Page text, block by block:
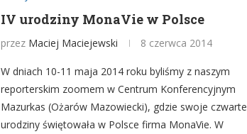
IV urodziny MonaVie w Polsce
przez Maciej Maciejewski 8 czerwca 2014
W dniach 10-11 maja 2014 roku byliśmy z naszym
reporterskim zoomem w Centrum Konferencyjnym
Mazurkas (Ożarów Mazowiecki), gdzie swoje czwarte
urodziny świętowała w Polsce firma MonaVie. W